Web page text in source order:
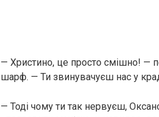
— Христино, це просто смішно! —
шарф. — Ти звинувачуєш нас у
— Тоді чому ти так нервуєш,